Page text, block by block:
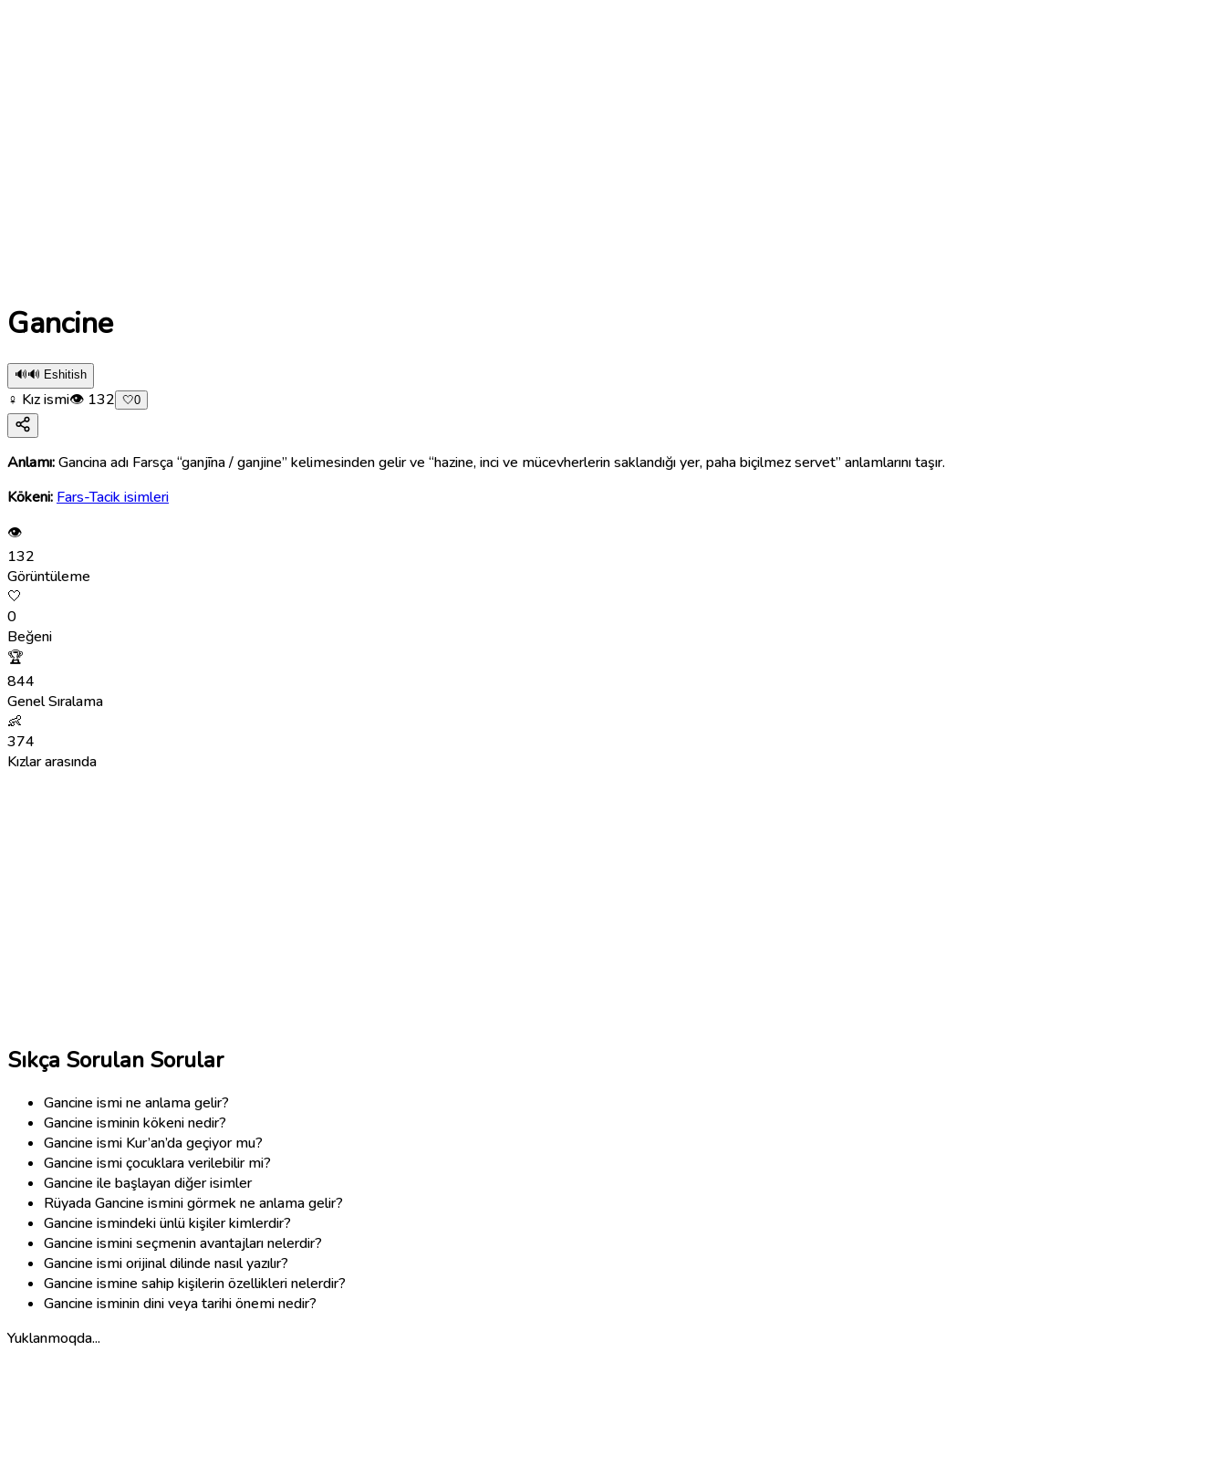
Gancine
🔊🔊 Eshitish
♀ Kız ismi👁 132 🤍0
Anlamı:Gancina adı Farsça “ganjīna / ganjine” kelimesinden gelir ve “hazine, inci ve mücevherlerin saklandığı yer, paha biçilmez servet” anlamlarını taşır.
Kökeni: Fars-Tacik isimleri
👁
132
Görüntüleme
🤍
0
Beğeni
🏆
844
Genel Sıralama
👶
374
Kızlar arasında
Sıkça Sorulan Sorular
Gancine ismi ne anlama gelir?
Gancine isminin kökeni nedir?
Gancine ismi Kur’an’da geçiyor mu?
Gancine ismi çocuklara verilebilir mi?
Gancine ile başlayan diğer isimler
Rüyada Gancine ismini görmek ne anlama gelir?
Gancine ismindeki ünlü kişiler kimlerdir?
Gancine ismini seçmenin avantajları nelerdir?
Gancine ismi orijinal dilinde nasıl yazılır?
Gancine ismine sahip kişilerin özellikleri nelerdir?
Gancine isminin dini veya tarihi önemi nedir?
Yuklanmoqda...